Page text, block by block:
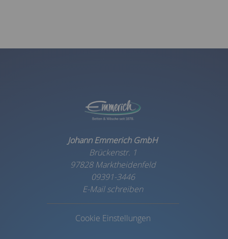
Johann Emmerich GmbH
Brückenstr. 1
97828 Marktheidenfeld
09391-3446
E-Mail schreiben
Cookie Einstellungen